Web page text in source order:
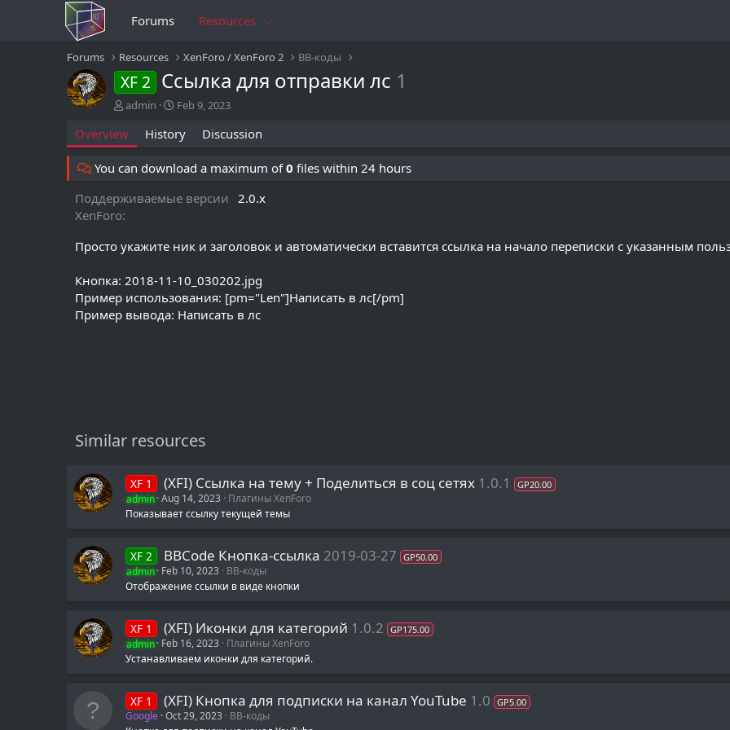
Forums Resources
Forums Resources XenForo / XenForo 2 BB-коды
XF 2 Ссылка для отправки лс 1
A
t
h
o
admin
C
e
t
n
t
Feb 9, 2023
Overview History Discussion
You can download a maximum of0 files within 24 hours
Поддерживаемые версии
XenForo
2.0.x
Просто укажите ник и заголовок и автоматически вставится ссылка на начало переписки с указанным
Кнопка: 2018-11-10_030202.jpg
Пример использования: [pm="Len"]Написать в лс[/pm]
Пример вывода: Написать в лс
Similar resources
XF 1 (XFI) Ссылка на тему + Поделиться в соц сетях 1.0.1 GP20.00
admin Aug 14, 2023
Плагины XenForo
Показывает ссылку текущей темы
XF 2 BBCode Кнопка-ссылка 2019-03-27 GP50.00
admin Feb 10, 2023
BB-коды
Отображение ссылки в виде кнопки
XF 1 (XFI) Иконки для категорий 1.0.2 GP175.00
admin Feb 16, 2023
Плагины XenForo
Устанавливаем иконки для категорий.
XF 1 (XFI) Кнопка для подписки на канал YouTube 1.0 GP5.00
Google Oct 29, 2023
BB-коды